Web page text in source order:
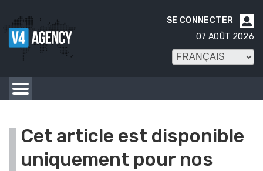

SE CONNECTER
07 AOÛT 2026
Cet article est disponible
uniquement pour nos